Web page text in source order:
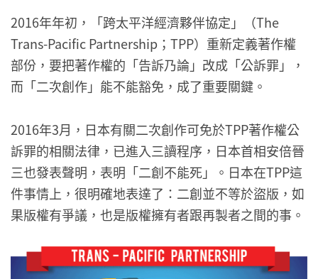
2016年年初，「跨太平洋經濟夥伴協定」（The
Trans-Pacific Partnership；TPP）重新定義著作權
部份，要把著作權的「告訴乃論」改成「公訴罪」，
而「二次創作」能不能豁免，成了重要關鍵。
2016年3月，日本有關二次創作可免於TPP著作權公
訴罪的相關法律，已進入三讀程序，日本首相安倍晉
三也發表聲明，表明「二創不能死」。日本在TPP這
件事情上，很明確地表達了：二創並不等於盜版，如
果版權有爭議，也是版權擁有者跟再製者之間的事。